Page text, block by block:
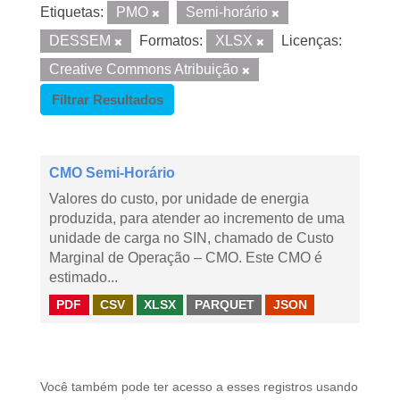
Etiquetas: PMO
Semi-horário
DESSEM
Formatos: XLSX
Licenças:
Creative Commons Atribuição
Filtrar Resultados
CMO Semi-Horário
Valores do custo, por unidade de energia
produzida, para atender ao incremento de uma
unidade de carga no SIN, chamado de Custo
Marginal de Operação – CMO. Este CMO é
estimado...
PDF CSV XLSX PARQUET JSON
Você também pode ter acesso a esses registros usando